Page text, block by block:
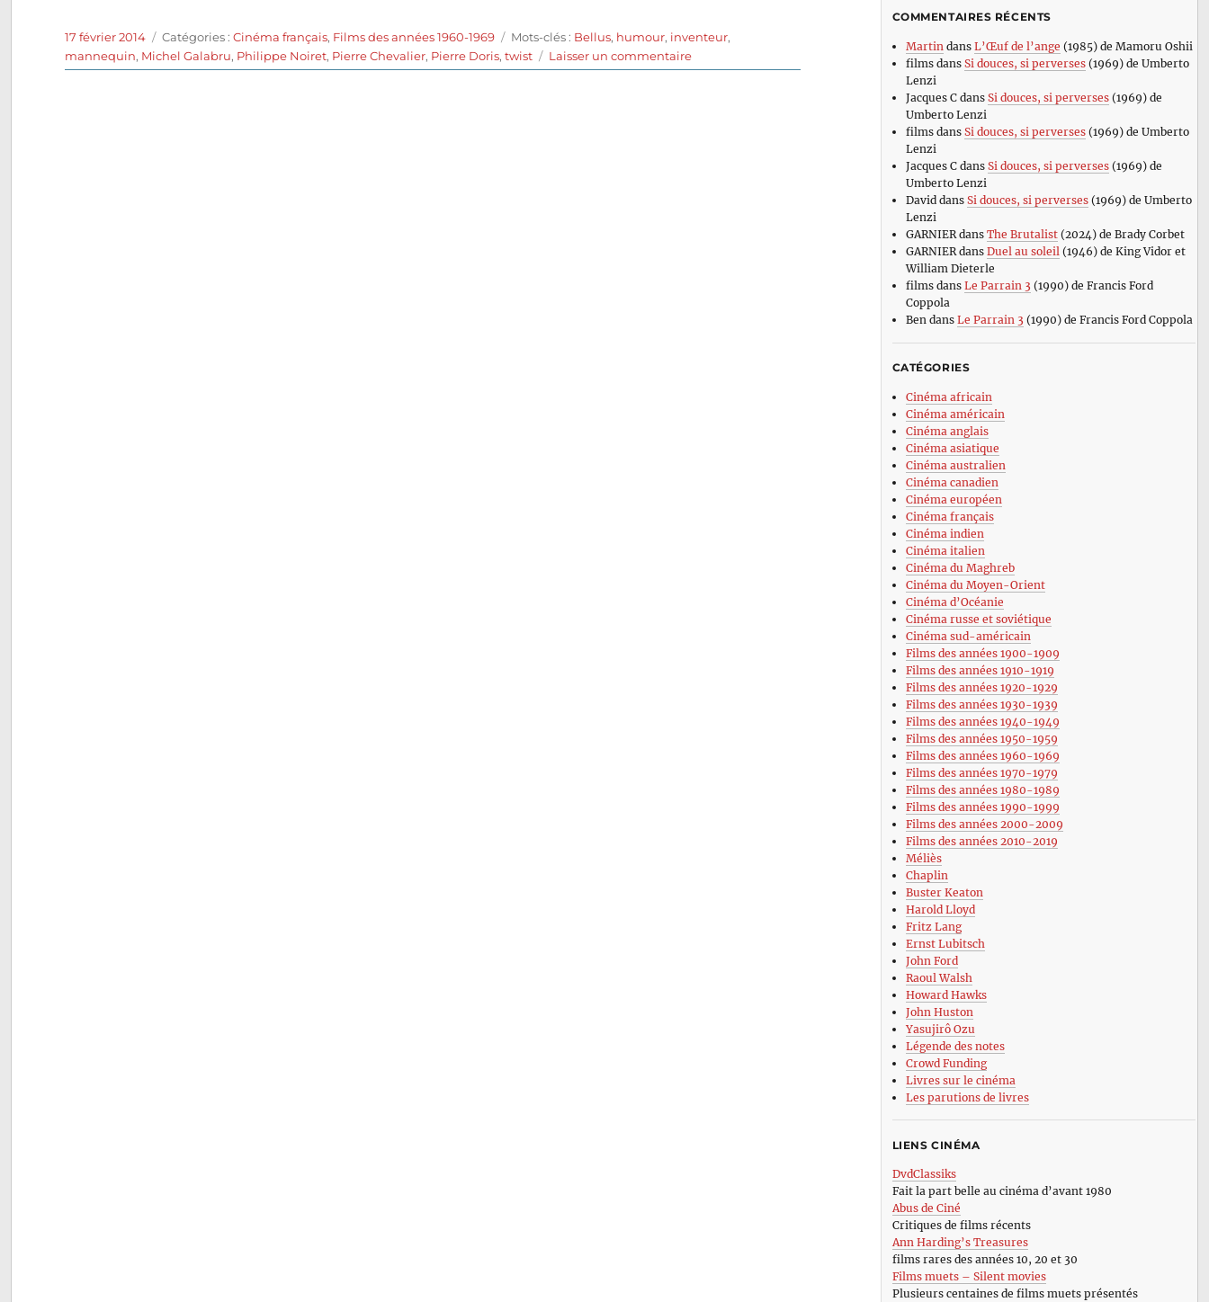
Publié
le
17 février 2014 Catégories
Catégories :Cinéma français, Films des années 1960-1969 Étiquettes
Mots-clés : Bellus, humour, inventeur,
mannequin, Michel Galabru, Philippe Noiret, Pierre Chevalier, Pierre Doris,twist Laisser un commentairesur
Clémentine
COMMENTAIRES RÉCENTS
Martin dans L’Œuf de l’ange (1985) de Mamoru Oshii
filmsdans Si douces, si perverses(1969) de Umberto
Lenzi
Jacques Cdans Si douces, si perverses(1969) de
Umberto Lenzi
filmsdans Si douces, si perverses(1969) de Umberto
Lenzi
Jacques Cdans Si douces, si perverses(1969) de
Umberto Lenzi
David dans Si douces, si perverses(1969) de Umberto
Lenzi
GARNIERdans The Brutalist(2024) de Brady Corbet
GARNIERdans Duel au soleil (1946) de King Vidor et
William Dieterle
filmsdans Le Parrain 3 (1990) de Francis Ford
Coppola
Ben dans Le Parrain 3 (1990) de Francis Ford Coppola
CATÉGORIES
Cinéma africain
Cinéma américain
Cinéma anglais
Cinéma asiatique
Cinéma australien
Cinéma canadien
Cinéma européen
Cinéma français
Cinéma indien
Cinéma italien
Cinéma du Maghreb
Cinéma du Moyen-Orient
Cinéma d’Océanie
Cinéma russe et soviétique
Cinéma sud-américain
Films des années 1900-1909
Films des années 1910-1919
Films des années 1920-1929
Films des années 1930-1939
Films des années 1940-1949
Films des années 1950-1959
Films des années 1960-1969
Films des années 1970-1979
Films des années 1980-1989
Films des années 1990-1999
Films des années 2000-2009
Films des années 2010-2019
Méliès
Chaplin
Buster Keaton
Harold Lloyd
Fritz Lang
Ernst Lubitsch
John Ford
Raoul Walsh
Howard Hawks
John Huston
Yasujirô Ozu
Légende des notes
Crowd Funding
Livres sur le cinéma
Les parutions de livres
LIENS CINÉMA
DvdClassiks
Fait la part belle au cinéma d’avant 1980
Abus de Ciné
Critiques de films récents
Ann Harding’s Treasures
films rares des années 10, 20 et 30
Films muets – Silent movies
Plusieurs centaines de films muets présentés